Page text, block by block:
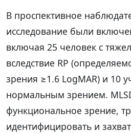
В проспективное
исследование были
включая 25 человек с
вследствие RP
зрения ≥1.6 LogMAR) и 10
нормальным зрением.
функциональное зрение,
идентифицировать и